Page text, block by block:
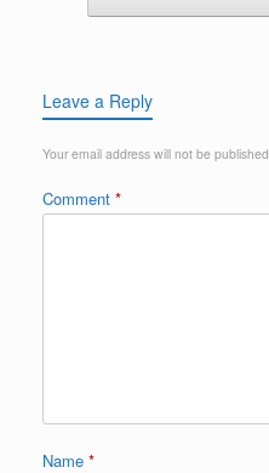
Leave a Reply
Your email address will not be published.
Comment *
Name *